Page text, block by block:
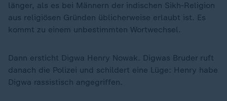
länger, als es bei Männern der indischen Sikh-Religion
aus religiösen Gründen üblicherweise erlaubt ist. Es
kommt zu einem unbestimmten Wortwechsel.
Dann ersticht Digwa Henry Nowak. Digwas Bruder ruft
danach die Polizei und schildert eine Lüge: Henry habe
Digwa rassistisch angegriffen.